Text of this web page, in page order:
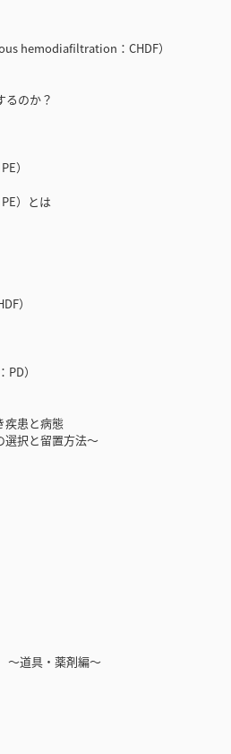
hemodiafiltration：CHDF）
るのか？
）
）とは
）
）
疾患と病態
択と留置方法～
道具・薬剤編～